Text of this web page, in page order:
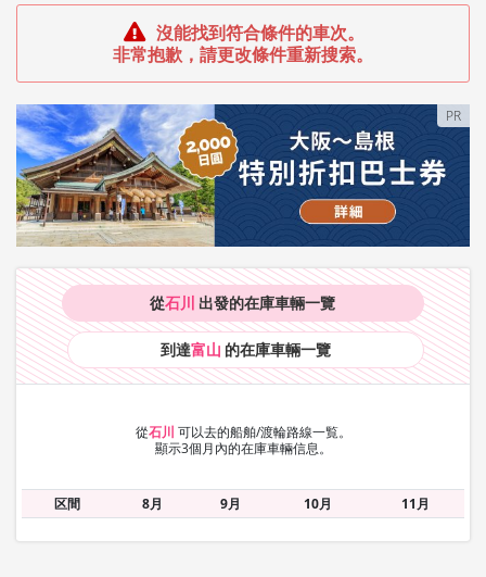
沒能找到符合條件的車次。
非常抱歉，請更改條件重新搜索。
PR
從石川 出發的在庫車輛一覽
到達富山 的在庫車輛一覽
從石川 可以去的船舶/渡輪路線一覧。
顯示3個月內的在庫車輛信息。
区間 8月 9月 10月 11月